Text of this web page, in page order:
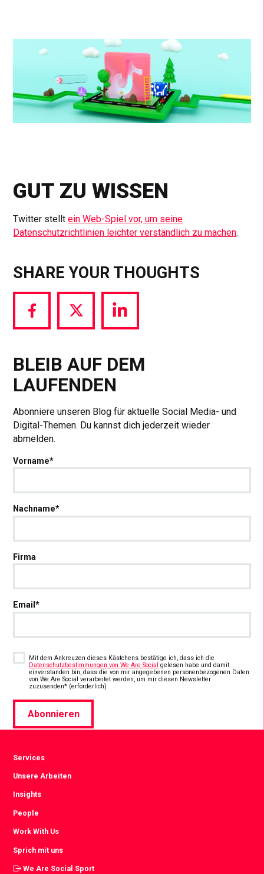
GUT ZU WISSEN
Twitter stelltein Web-Spiel vor, um seine
Datenschutzrichtlinien leichter verständlich zu machen.
SHARE YOUR THOUGHTS
Share
via
Share
via
Share
via
BLEIB AUF DEM
LAUFENDEN
Abonniere unseren Blog für aktuelle Social Media- und
Digital-Themen. Du kannst dich jederzeit wieder
abmelden.
Vorname*
Nachname*
Firma
Email*
Mit dem Ankreuzen dieses Kästchens bestätige ich, dass ich die
Datenschutzbestimmungen von We Are Social gelesen habe und damit
einverstanden bin, dass die von mir angegebenen personenbezogenen Daten
von We Are Social verarbeitet werden, um mir diesen Newsletter
zuzusenden* (erforderlich)
Abonnieren
Services
Unsere Arbeiten
Insights
People
Work With Us
Sprich mit uns
We Are Social Sport